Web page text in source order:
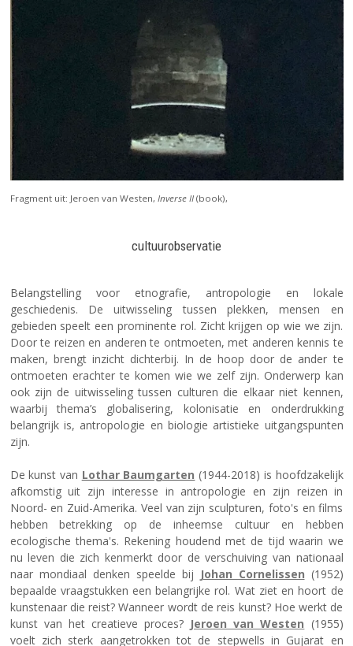
Fragment uit: Jeroen van Westen, Inverse II(book),
cultuurobservatie
Belangstelling voor etnografie, antropologie en lokale
geschiedenis. De uitwisseling tussen plekken, mensen en
gebieden speelt een prominente rol. Zicht krijgen op wie we zijn.
Door te reizen en anderen te ontmoeten, met anderen kennis te
maken, brengt inzicht dichterbij. In de hoop door de ander te
ontmoeten erachter te komen wie we zelf zijn. Onderwerp kan
ook zijn de uitwisseling tussen culturen die elkaar niet kennen,
waarbij thema’s globalisering, kolonisatie en onderdrukking
belangrijk is, antropologie en biologie artistieke uitgangspunten
zijn.
De kunst van Lothar Baumgarten (1944-2018) is hoofdzakelijk
afkomstig uit zijn interesse in antropologie en zijn reizen in
Noord- en Zuid-Amerika. Veel van zijn sculpturen, foto's en films
hebben betrekking op de inheemse cultuur en hebben
ecologische thema's. Rekening houdend met de tijd waarin we
nu leven die zich kenmerkt door de verschuiving van nationaal
naar mondiaal denken speelde bij Johan Cornelissen (1952)
bepaalde vraagstukken een belangrijke rol. Wat ziet en hoort de
kunstenaar die reist? Wanneer wordt de reis kunst? Hoe werkt de
kunst van het creatieve proces? Jeroen van Westen (1955)
voelt zich sterk aangetrokken tot de stepwells in Gujarat en